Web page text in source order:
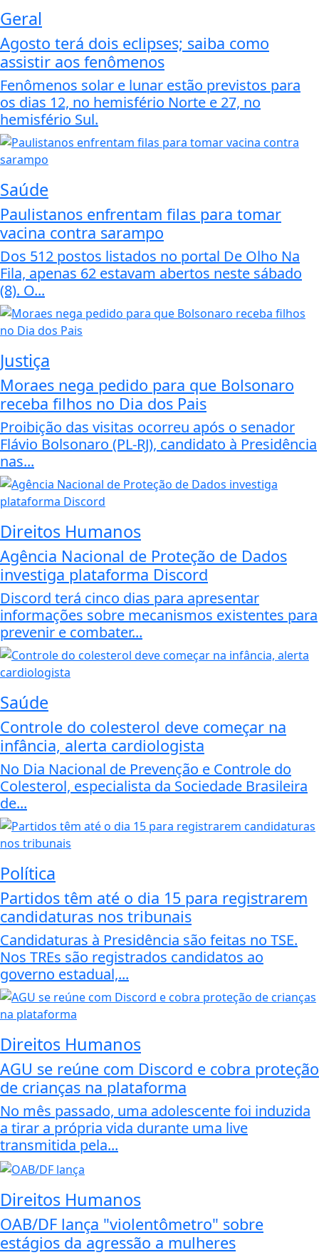
Geral
Agosto terá dois eclipses; saiba como
assistir aos fenômenos
Fenômenos solar e lunar estão previstos para
os dias 12, no hemisfério Norte e 27, no
hemisfério Sul.
Saúde
Paulistanos enfrentam filas para tomar
vacina contra sarampo
Dos 512 postos listados no portal De Olho Na
Fila, apenas 62 estavam abertos neste sábado
(8). O...
Justiça
Moraes nega pedido para que Bolsonaro
receba filhos no Dia dos Pais
Proibição das visitas ocorreu após o senador
Flávio Bolsonaro (PL-RJ), candidato à Presidência
nas...
Direitos Humanos
Agência Nacional de Proteção de Dados
investiga plataforma Discord
Discord terá cinco dias para apresentar
informações sobre mecanismos existentes para
prevenir e combater...
Saúde
Controle do colesterol deve começar na
infância, alerta cardiologista
No Dia Nacional de Prevenção e Controle do
Colesterol, especialista da Sociedade Brasileira
de...
Política
Partidos têm até o dia 15 para registrarem
candidaturas nos tribunais
Candidaturas à Presidência são feitas no TSE.
Nos TREs são registrados candidatos ao
governo estadual,...
Direitos Humanos
AGU se reúne com Discord e cobra proteção
de crianças na plataforma
No mês passado, uma adolescente foi induzida
a tirar a própria vida durante uma live
transmitida pela...
Direitos Humanos
OAB/DF lança "violentômetro" sobre
estágios da agressão a mulheres